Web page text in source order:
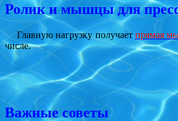
Ролик и мышцы для
Главную нагрузку получаетпрямая
числе.
Важные советы